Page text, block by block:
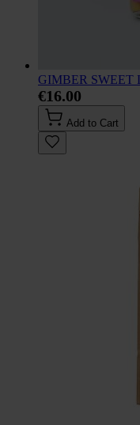
GIMBER SWEET
€16.00
Add to Cart